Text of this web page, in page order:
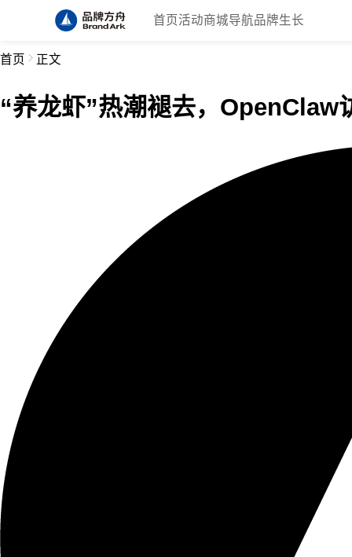
首页 活动商城导航品牌生长
首页 正文
“养龙虾”热潮褪去，OpenClaw